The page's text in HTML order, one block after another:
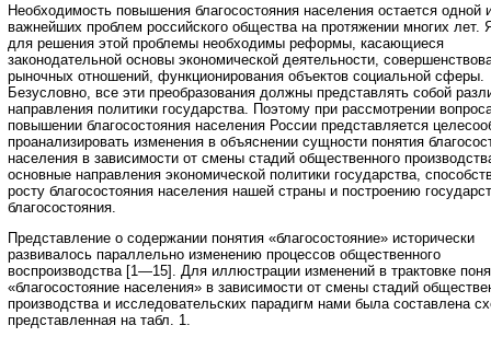
Необходимость повышения благосостояния населения остается одной
важнейших проблем российского общества на протяжении многих лет.
для решения этой проблемы необходимы реформы, касающиеся
законодательной основы экономической деятельности,
рыночных отношений, функционирования объектов социальной сферы.
Безусловно, все эти преобразования должны представлять собой
направления политики государства. Поэтому при рассмотрении
повышении благосостояния населения России представляется
проанализировать изменения в объяснении сущности понятия
населения в зависимости от смены стадий общественного
основные направления экономической политики государства,
росту благосостояния населения нашей страны и построению
благосостояния.
Представление о содержании понятия «благосостояние» исторически
развивалось параллельно изменению процессов общественного
воспроизводства [1—15]. Для иллюстрации изменений в трактовке
«благосостояние населения» в зависимости от смены стадий
производства и исследовательских парадигм нами была составлена
представленная на табл. 1.